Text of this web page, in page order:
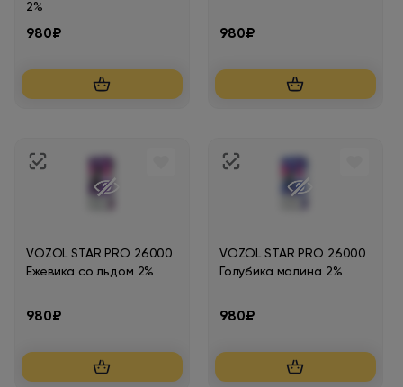
2%
980₽ 980₽
VOZOL STAR PRO 26000
Ежевика со льдом 2%
980₽
VOZOL STAR PRO 26000
Голубика малина 2%
980₽